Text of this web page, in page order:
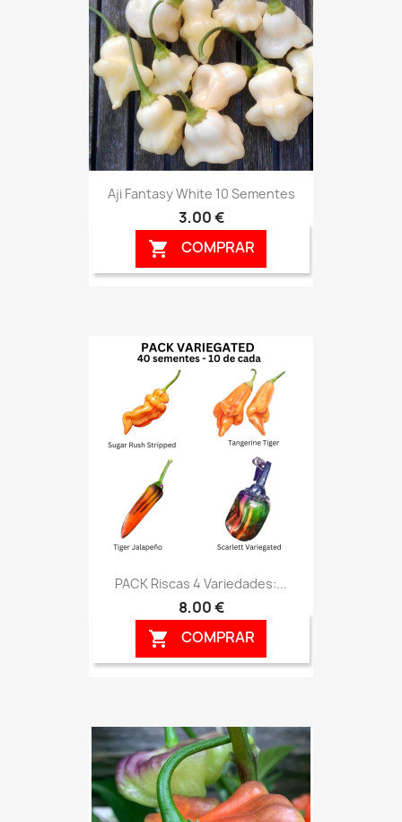
Aji Fantasy White 10 Sementes
3,00 €
 COMPRAR
PACK Riscas 4 Variedades:...
8,00 €
 COMPRAR